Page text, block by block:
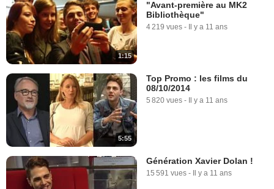
1:15
"Avant-première au MK2
Bibliothèque"
4 219 vues - Il y a 11 ans
5:55
Top Promo : les films du
08/10/2014
5 820 vues - Il y a 11 ans
Génération Xavier Dolan !
15 591 vues - Il y a 11 ans